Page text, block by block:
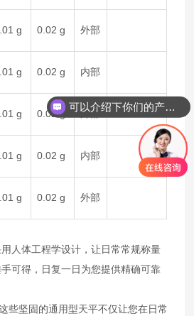
g 0.02 g 外部
g 0.02 g 内部
g 0.02 g 外部
g 0.02 g 内部
g 0.02 g 外部
人体工程学设计，让日常常规称量
可得，日复一日为您提供精确可靠
些坚固的通用型天平不仅让您在日常
可以介绍下你们的产品么